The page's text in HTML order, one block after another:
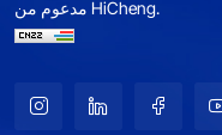
مدعوم من HiCheng.